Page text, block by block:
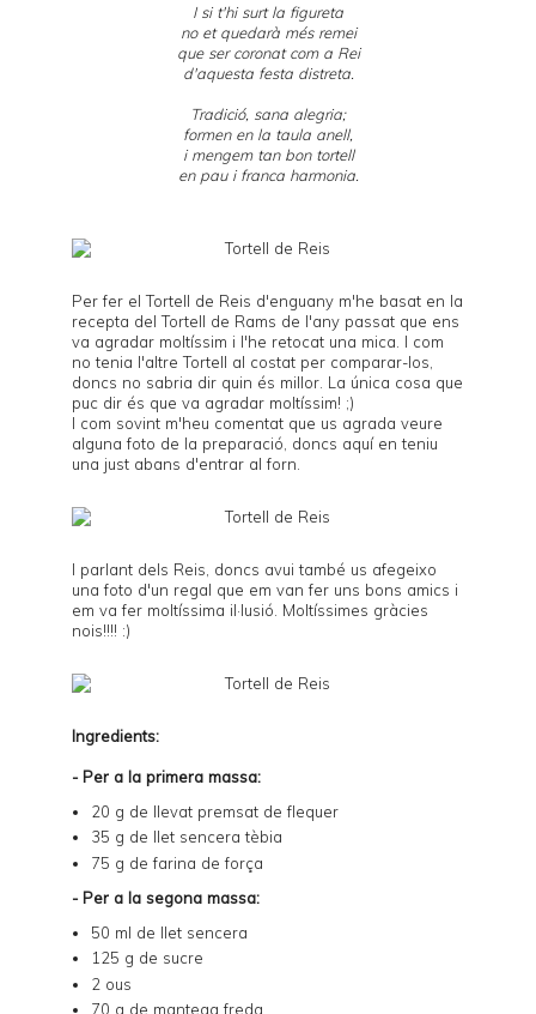
I si t'hi surt la figureta
no et quedarà més remei
que ser coronat com a Rei
d'aquesta festa distreta.
Tradició, sana alegria;
formen en la taula anell,
i mengem tan bon tortell
en pau i franca harmonia.
Per fer el Tortell de Reis d'enguany m'he basat en la
recepta delTortell de Rams de l'any passat que ens
va agradar moltíssim i l'he retocat una mica. I com
no tenia l'altre Tortell al costat per comparar-los,
doncs no sabria dir quin és millor. La única cosa que
puc dir és que va agradar moltíssim! ;)
I com sovint m'heu comentat que us agrada veure
alguna foto de la preparació, doncs aquí en teniu
una just abans d'entrar al forn.
I parlant dels Reis, doncs avui també us afegeixo
una foto d'un regal que em van fer uns bons amics i
em va fer moltíssima il·lusió. Moltíssimes gràcies
nois!!!! :)
Ingredients:
- Per a la primera massa:
20 g de llevat premsat de flequer
35 g de llet sencera tèbia
75 g de farina de força
- Per a la segona massa:
50 ml de llet sencera
125 g de sucre
2 ous
70 g de mantega freda